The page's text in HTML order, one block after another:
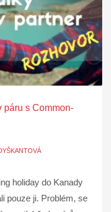
páru s Common-
holiday do Kanady
pouze ji. Problém, se